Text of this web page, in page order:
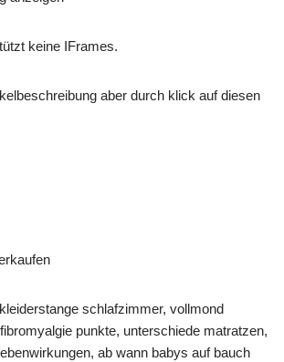
keine IFrames.
aber durch klick auf diesen
schlafzimmer, vollmond
punkte, unterschiede matratzen,
ab wann babys auf bauch